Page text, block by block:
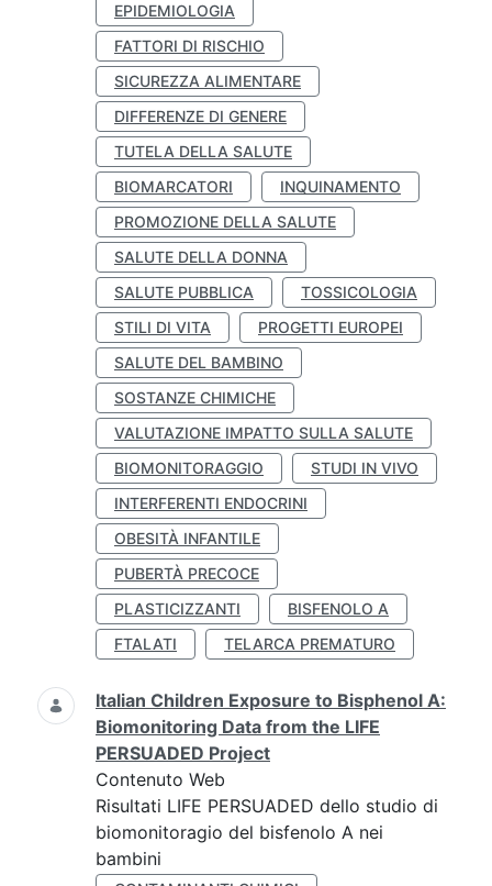
EPIDEMIOLOGIA
FATTORI DI RISCHIO
SICUREZZA ALIMENTARE
DIFFERENZE DI GENERE
TUTELA DELLA SALUTE
BIOMARCATORI
INQUINAMENTO
PROMOZIONE DELLA SALUTE
SALUTE DELLA DONNA
SALUTE PUBBLICA
TOSSICOLOGIA
STILI DI VITA
PROGETTI EUROPEI
SALUTE DEL BAMBINO
SOSTANZE CHIMICHE
VALUTAZIONE IMPATTO SULLA SALUTE
BIOMONITORAGGIO
STUDI IN VIVO
INTERFERENTI ENDOCRINI
OBESITÀ INFANTILE
PUBERTÀ PRECOCE
PLASTICIZZANTI
BISFENOLO A
FTALATI
TELARCA PREMATURO
Italian Children Exposure to Bisphenol A:
Biomonitoring Data from the LIFE
PERSUADED Project
Contenuto Web
Risultati LIFE PERSUADED dello studio di
biomonitoragio del bisfenolo A nei
bambini